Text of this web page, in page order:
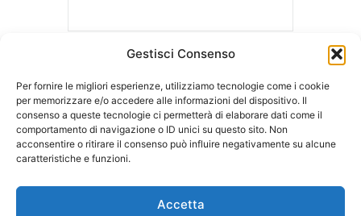
Gestisci Consenso
Per fornire le migliori esperienze, utilizziamo tecnologie come i cookie
per memorizzare e/o accedere alle informazioni del dispositivo. Il
consenso a queste tecnologie ci permetterà di elaborare dati come il
comportamento di navigazione o ID unici su questo sito. Non
acconsentire o ritirare il consenso può influire negativamente su alcune
caratteristiche e funzioni.
Accetta
ASLA | Associazione Studi Legali Associati
Sede Legale c/o Ordine degli Avvocati
di Milano
Sede operativa c/o LCA Studio